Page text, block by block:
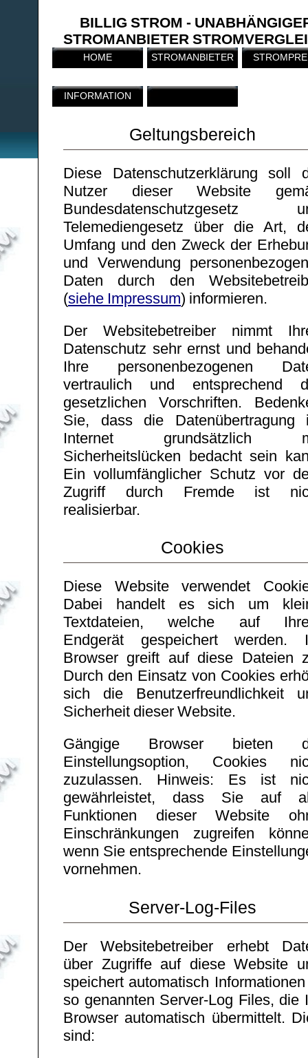
BILLIG STROM -
STROMANBIETER
HOME STROMANBIETER
INFORMATION
Geltungsbereich
Diese Datenschutzerklärung soll
Nutzer dieser Website
Bundesdatenschutzgesetz
Telemediengesetz über die Art,
Umfang und den Zweck der
und Verwendung
Daten durch den
(siehe Impressum) informieren.
Der Websitebetreiber nimmt
Datenschutz sehr ernst und
Ihre personenbezogenen
vertraulich und entsprechend
gesetzlichen Vorschriften.
Sie, dass die Datenübertragung
Internet grundsätzlich
Sicherheitslücken bedacht sein
Ein vollumfänglicher Schutz vor
Zugriff durch Fremde ist
realisierbar.
Cookies
Diese Website verwendet
Dabei handelt es sich um
Textdateien, welche auf
Endgerät gespeichert werden.
Browser greift auf diese Dateien
Durch den Einsatz von Cookies
sich die Benutzerfreundlichkeit
Sicherheit dieser Website.
Gängige Browser bieten
Einstellungsoption, Cookies
zuzulassen. Hinweis: Es ist
gewährleistet, dass Sie auf
Funktionen dieser Website
Einschränkungen zugreifen
wenn Sie entsprechende
vornehmen.
Server-Log-Files
Der Websitebetreiber erhebt
über Zugriffe auf diese Website
speichert automatisch
so genannten Server-Log Files, die
Browser automatisch übermittelt.
sind: